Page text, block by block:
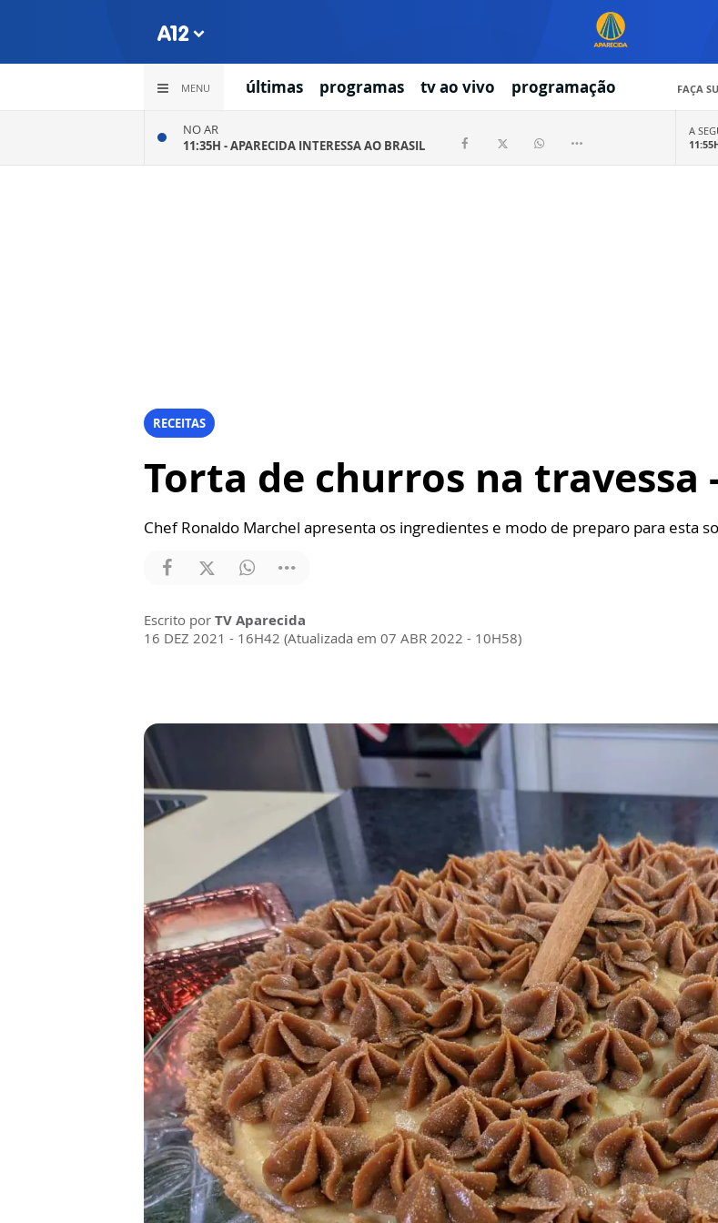
MENU últimas programas tv ao vivo programação FAÇA
NO AR
11:35H -APARECIDA INTERESSA AO BRASIL
A
RECEITAS
Torta de churros na travessa
Chef Ronaldo Marchel apresenta os ingredientes e modo de preparo para esta
Escrito por TV Aparecida
16 DEZ 2021 - 16H42 (Atualizada em 07 ABR 2022 - 10H58)